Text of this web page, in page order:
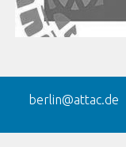
berlin@attac.de